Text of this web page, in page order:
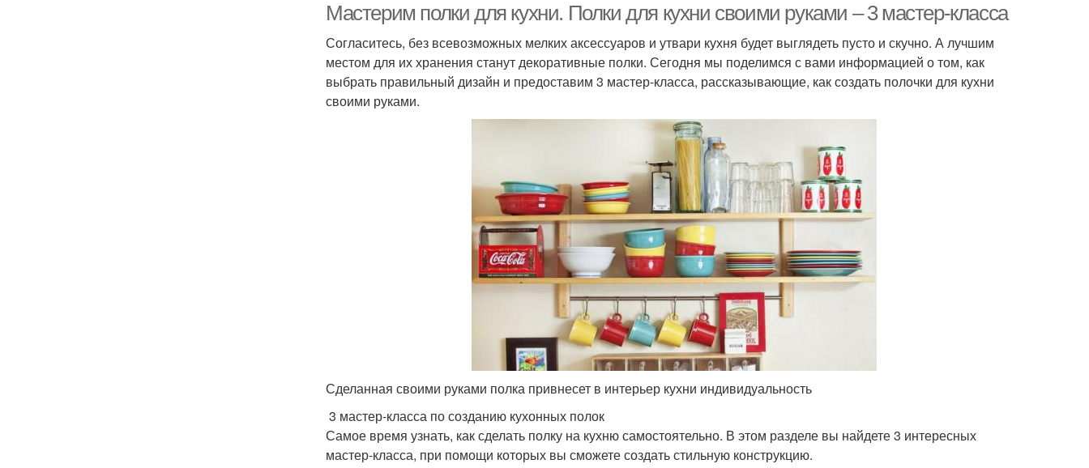
Мастерим полки для кухни. Полки для кухни своими руками – 3 мастер-класса
Согласитесь, без всевозможных мелких аксессуаров и утвари кухня будет выглядеть пусто и скучно. А лучшим
местом для их хранения станут декоративные полки. Сегодня мы поделимся с вами информацией о том, как
выбрать правильный дизайн и предоставим 3 мастер-класса, рассказывающие, как создать полочки для кухни
своими руками.
Сделанная своими руками полка привнесет в интерьер кухни индивидуальность
3 мастер-класса по созданию кухонных полок
Самое время узнать, как сделать полку на кухню самостоятельно. В этом разделе вы найдете 3 интересных
мастер-класса, при помощи которых вы сможете создать стильную конструкцию.